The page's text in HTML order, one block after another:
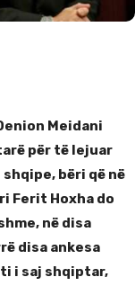
Meidani
për të lejuar
bëri që në
Ferit Hoxha do
në disa
disa ankesa
i saj shqiptar,